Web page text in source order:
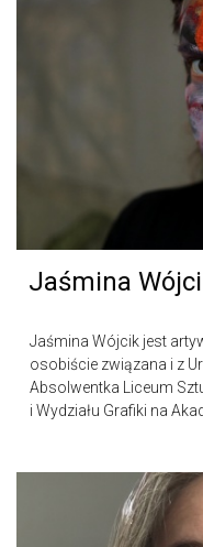
Jaśmina
Jaśmina Wójcik jest
osobiście związana i z
Absolwentka Liceum
i Wydziału Grafiki na